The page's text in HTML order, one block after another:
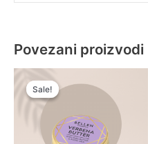
Povezani proizvodi
Sale!
Sale!
price
was:
price
12.00 KM.